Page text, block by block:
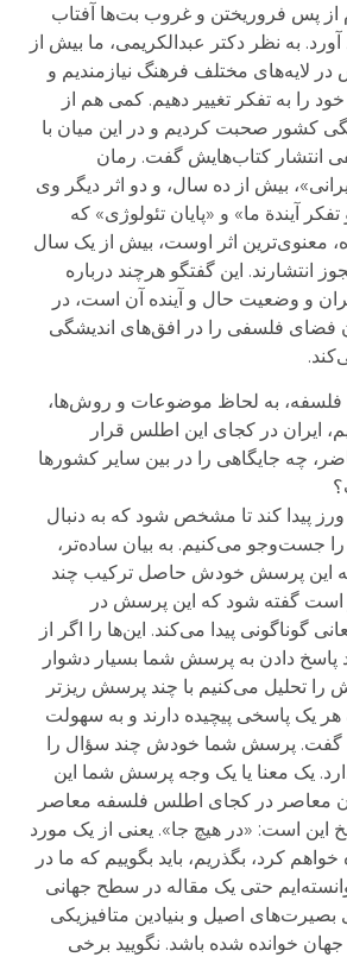
از پس فروریختن و غروب بت‌ها آفتاب
به نظر دکتر عبدالکریمی، ما بیش از
در لایه‌های مختلف فرهنگ نیازمندیم و
خود را به تفکر تغییر دهیم. کمی هم از
کشور صحبت کردیم و در این میان با
انتشار کتاب‌هایش گفت. رمان
بیش از ده سال، و دو اثر دیگر وی
آیندة ما» و «پایان تئولوژی» که
معنوی‌ترین اثر اوست، بیش از یک سال
انتشارند. این گفتگو هرچند درباره
و وضعیت حال و آینده آن است، در
فضای فلسفی را در افق‌های اندیشگی
فلسفه، به لحاظ موضوعات و روش‌ها،
ایران در کجای این اطلس قرار
چه جایگاهی را در بین سایر کشورها
پیدا کند تا مشخص شود که به دنبال
جست‌وجو می‌کنیم. به بیان ساده‌تر،
این پرسش خودش حاصل ترکیب چند
است گفته شود که این پرسش در
گوناگونی پیدا می‌کند. این‌ها را اگر از
پاسخ دادن به پرسش شما بسیار دشوار
را تحلیل می‌کنیم با چند پرسش ریزتر
یک پاسخی پیچیده دارند و به سهولت
گفت. پرسش شما خودش چند سؤال را
یک معنا یا یک وجه پرسش شما این
معاصر در کجای اطلس فلسفه معاصر
این است: «در هیچ جا». یعنی از یک مورد
کرد، بگذریم، باید بگوییم که ما در
حتی یک مقاله در سطح جهانی
اصیل و بنیادین متافیزیکی
خوانده شده باشد. نگویید برخی